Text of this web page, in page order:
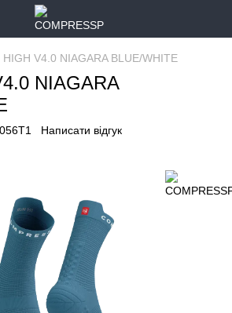
HIGH V4.0 NIAGARA BLUE/WHITE
NIAGARA
Написати відгук